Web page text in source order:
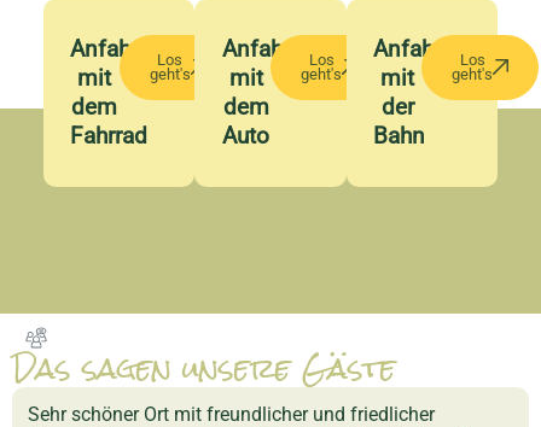
Anfahrt
mit
dem
Fahrrad
Los
geht's
Anfahrt
mit
dem
Auto
Los
geht's
Anfahrt
mit
der
Bahn
Los
geht's
Das sagen unsere Gäste
Sehr schöner Ort mit freundlicher und friedlicher